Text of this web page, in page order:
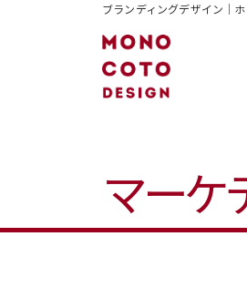
ブランディングデザイン｜
マーケ